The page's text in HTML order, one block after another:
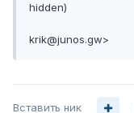
hidden)
krik@junos.gw>
Вставить ник